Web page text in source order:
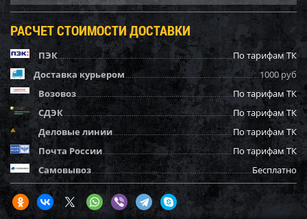
РАСЧЕТ СТОИМОСТИ ДОСТАВКИ
ПЭК
По тарифам ТК
Доставка курьером
1000 руб
Возовоз
По тарифам ТК
СДЭК
По тарифам ТК
Деловые линии
По тарифам ТК
Почта России
По тарифам ТК
Самовывоз
Бесплатно